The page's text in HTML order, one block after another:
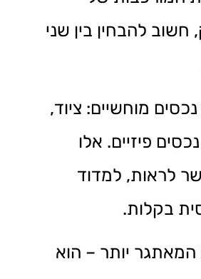
להבחין בין שני
מוחשיים: ציוד,
פיזיים. אלו
לראות, למדוד
בקלות.
המאתגר יותר – הוא